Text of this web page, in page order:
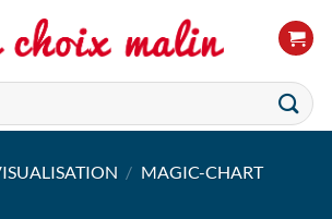
/ MAGIC-CHART